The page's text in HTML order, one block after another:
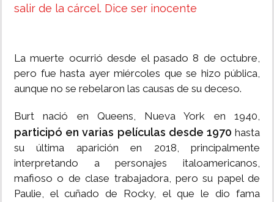
salir de la cárcel. Dice ser inocente
La muerte ocurrió desde el pasado 8 de octubre,
pero fue hasta ayer miércoles que se hizo pública,
aunque no se rebelaron las causas de su deceso.
Burt nació en Queens, Nueva York en 1940,
participó en varias películas desde 1970 hasta
su última aparición en 2018, principalmente
interpretando a personajes italoamericanos,
mafioso o de clase trabajadora, pero su papel de
Paulie, el cuñado de Rocky, el que le dio fama